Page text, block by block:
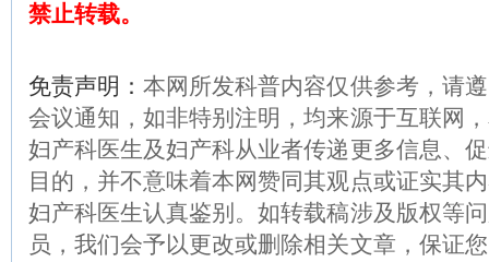
禁止转载。
免责声明：本网所发科普内容仅供参考，请
会议通知，如非特别注明，均来源于互联网
妇产科医生及妇产科从业者传递更多信息、
目的，并不意味着本网赞同其观点或证实其
妇产科医生认真鉴别。如转载稿涉及版权等
员，我们会予以更改或删除相关文章，保证